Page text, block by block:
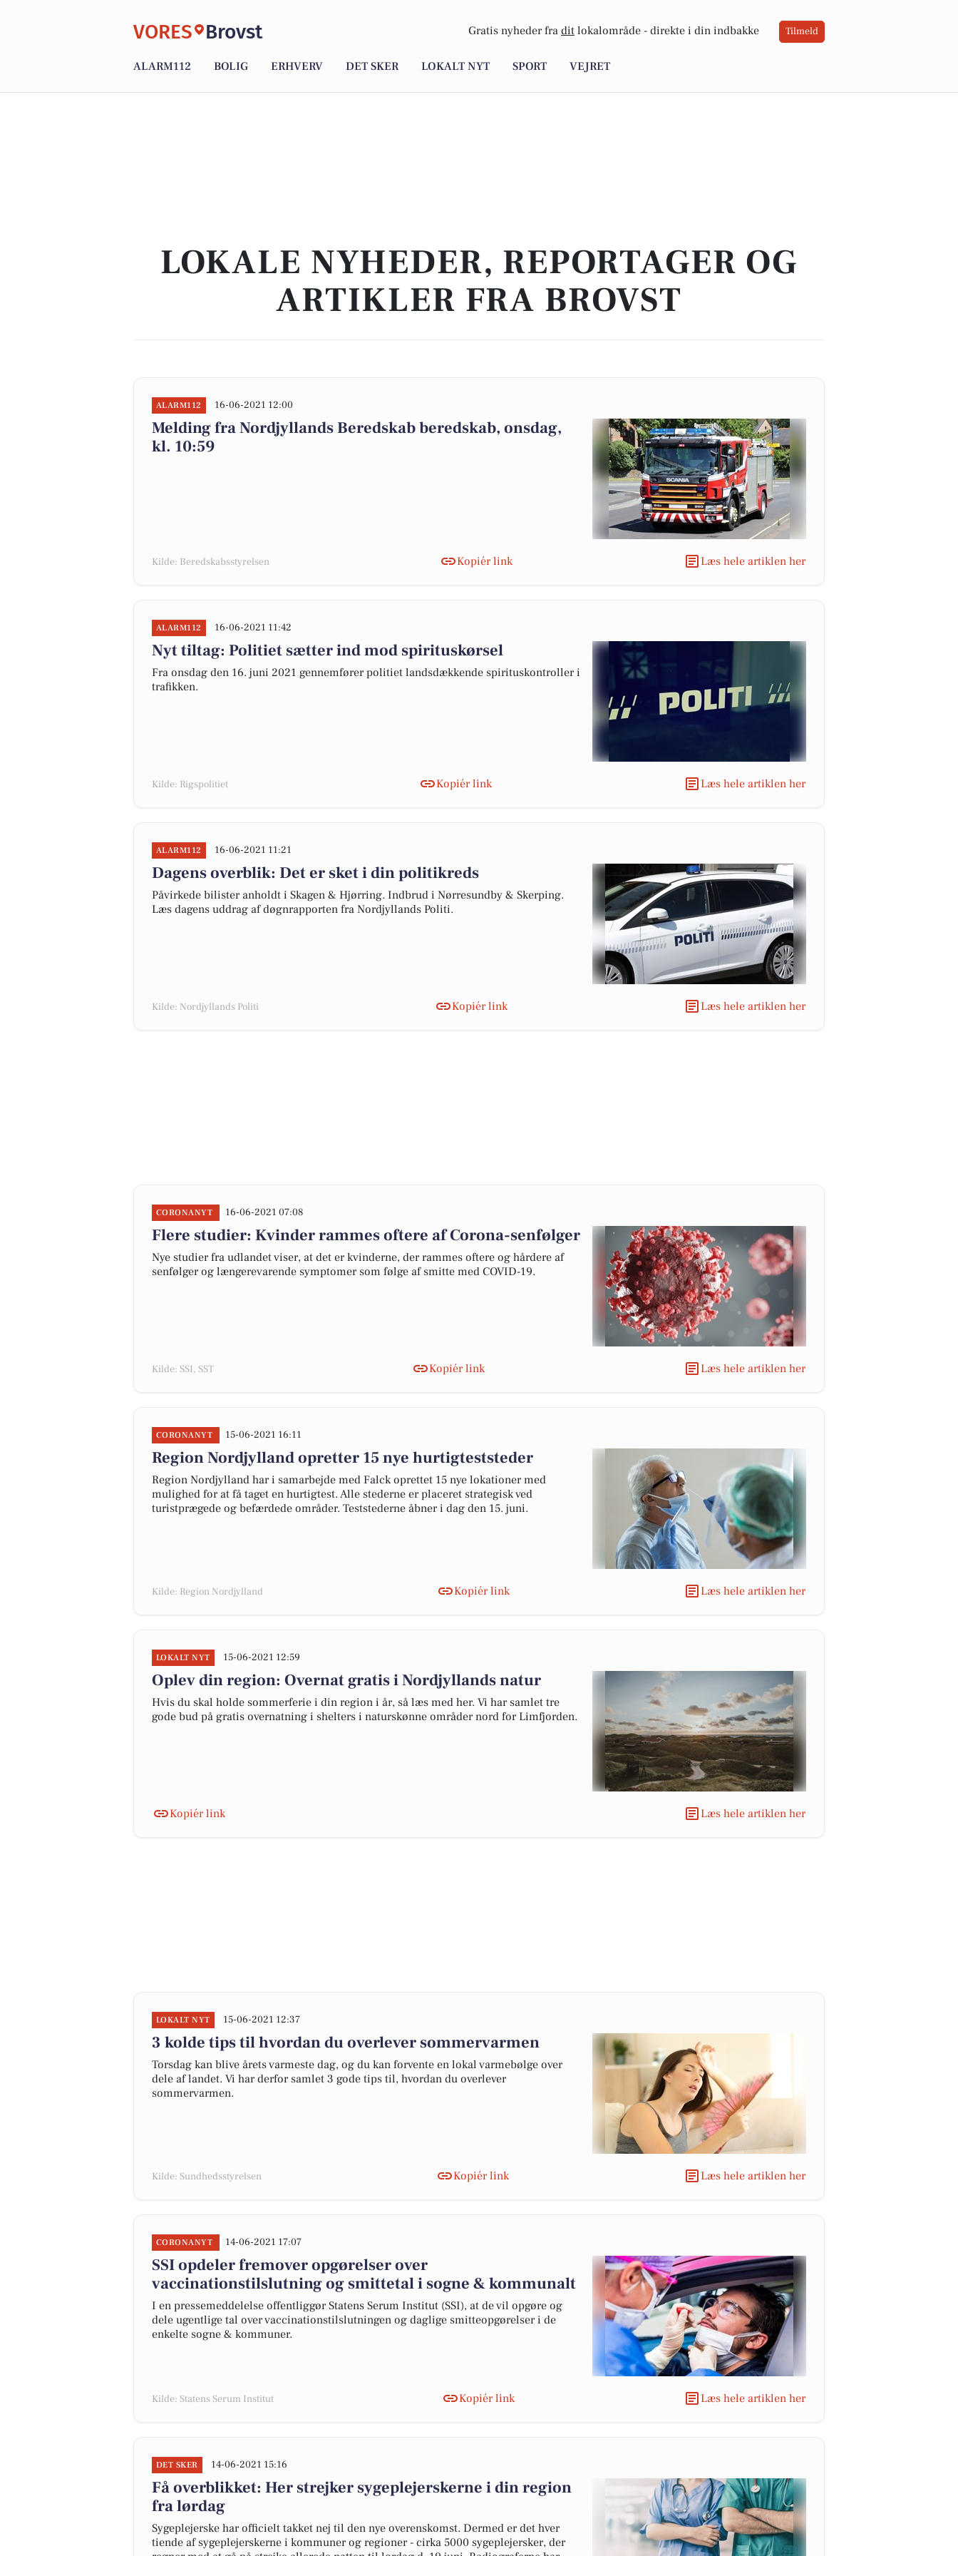
VORES Brovst Gratis nyheder fra dit lokalområde - direkte i din indbakke Tilmeld
ALARM112 BOLIG ERHVERV DET SKER LOKALT NYT SPORT VEJRET
LOKALE NYHEDER, REPORTAGER OG
ARTIKLER FRA BROVST
ALARM112 16-06-2021 12:00
Melding fra Nordjyllands Beredskab beredskab, onsdag,
kl. 10:59
Kilde: Beredskabsstyrelsen Kopiér link Læs hele artiklen her
ALARM112 16-06-2021 11:42
Nyt tiltag: Politiet sætter ind mod spirituskørsel
Fra onsdag den 16. juni 2021 gennemfører politiet landsdækkende spirituskontroller i
trafikken.
Kilde: Rigspolitiet Kopiér link Læs hele artiklen her
ALARM112 16-06-2021 11:21
Dagens overblik: Det er sket i din politikreds
Påvirkede bilister anholdt i Skagen & Hjørring. Indbrud i Nørresundby & Skerping.
Læs dagens uddrag af døgnrapporten fra Nordjyllands Politi.
Kilde: Nordjyllands Politi Kopiér link Læs hele artiklen her
CORONANYT 16-06-2021 07:08
Flere studier: Kvinder rammes oftere af Corona-senfølger
Nye studier fra udlandet viser, at det er kvinderne, der rammes oftere og hårdere af
senfølger og længerevarende symptomer som følge af smitte med COVID-19.
Kilde: SSI, SST Kopiér link Læs hele artiklen her
CORONANYT 15-06-2021 16:11
Region Nordjylland opretter 15 nye hurtigteststeder
Region Nordjylland har i samarbejde med Falck oprettet 15 nye lokationer med
mulighed for at få taget en hurtigtest. Alle stederne er placeret strategisk ved
turistprægede og befærdede områder. Teststederne åbner i dag den 15. juni.
Kilde: Region Nordjylland Kopiér link Læs hele artiklen her
LOKALT NYT 15-06-2021 12:59
Oplev din region: Overnat gratis i Nordjyllands natur
Hvis du skal holde sommerferie i din region i år, så læs med her. Vi har samlet tre
gode bud på gratis overnatning i shelters i naturskønne områder nord for Limfjorden.
Kopiér link Læs hele artiklen her
LOKALT NYT 15-06-2021 12:37
3 kolde tips til hvordan du overlever sommervarmen
Torsdag kan blive årets varmeste dag, og du kan forvente en lokal varmebølge over
dele af landet. Vi har derfor samlet 3 gode tips til, hvordan du overlever
sommervarmen.
Kilde: Sundhedsstyrelsen Kopiér link Læs hele artiklen her
CORONANYT 14-06-2021 17:07
SSI opdeler fremover opgørelser over
vaccinationstilslutning og smittetal i sogne & kommunalt
I en pressemeddelelse offentliggør Statens Serum Institut (SSI), at de vil opgøre og
dele ugentlige tal over vaccinationstilslutningen og daglige smitteopgørelser i de
enkelte sogne & kommuner.
Kilde: Statens Serum Institut Kopiér link Læs hele artiklen her
DET SKER 14-06-2021 15:16
Få overblikket: Her strejker sygeplejerskerne i din region
fra lørdag
Sygeplejerske har officielt takket nej til den nye overenskomst. Dermed er det hver
tiende af sygeplejerskerne i kommuner og regioner - cirka 5000 sygeplejersker, der